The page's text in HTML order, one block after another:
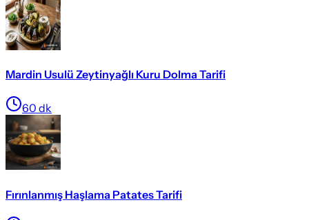
Mardin Usulü Zeytinyağlı Kuru Dolma Tarifi
60 dk
Fırınlanmış Haşlama Patates Tarifi